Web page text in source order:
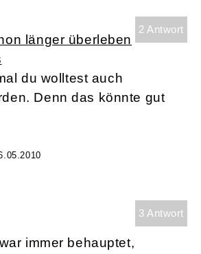
2 Antwort
länger überleben
du wolltest auch
Denn das könnte gut
3 Antwort
immer behauptet,